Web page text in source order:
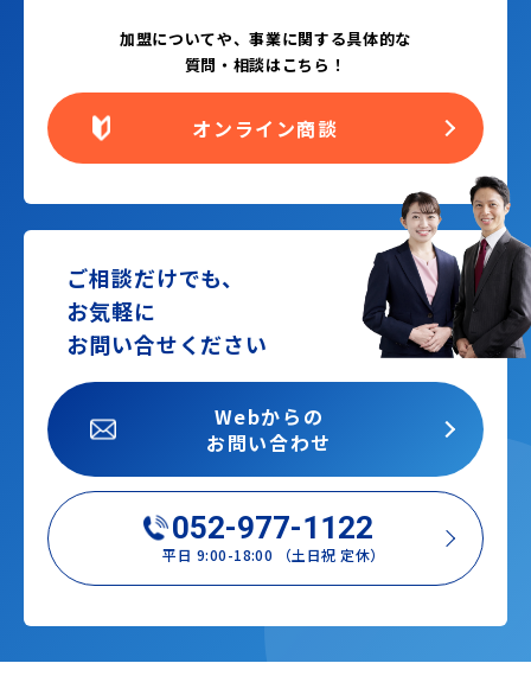
加盟についてや、事業に関する具体的な
質問・相談はこちら！
オンライン商談
ご相談だけでも、
お気軽に
お問い合せください
052-977-1122
平日 9:00-18:00 （土日祝 定休）
Webからの
お問い合わせ